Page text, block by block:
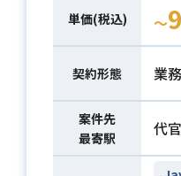
単価(税込) 〜
契約形態 業
案件先
最寄駅
代